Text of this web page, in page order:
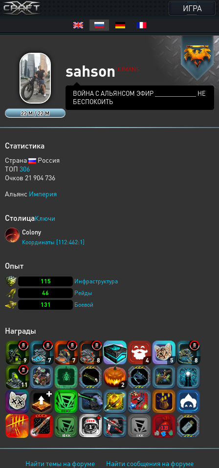
ИГРА
22 M / 22 M
sahsonHUMANS
ВОЙНА С АЛЬЯНСОМ ЭФИР ____________ НЕ
БЕСПОКОИТЬ
Статистика
Страна
Россия
ТОП 306
Очков 21 904 736
Альянс Империя
СтолицаКлючи
Colony
Координаты [112:462:1]
Опыт
115
Инфраструктура
46
Рейды
131
Боевой
Награды
9 7 7 8 4 5 8
11 2
Найти темы на форуме
Найти сообщения на форуме